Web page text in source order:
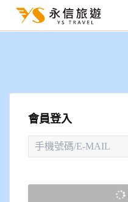
會員登入